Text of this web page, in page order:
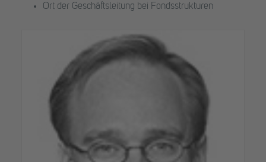
Ort der Geschäftsleitung bei Fondsstrukturen